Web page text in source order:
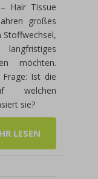
Hair Tissue
großes
Stoffwechsel,
möchten.
Ist die
welchen
sie?
LESEN